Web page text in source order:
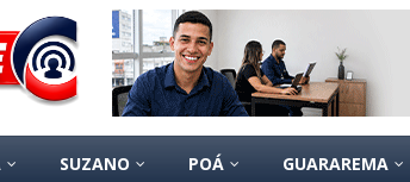
SUZANO POÁ GUARAREMA